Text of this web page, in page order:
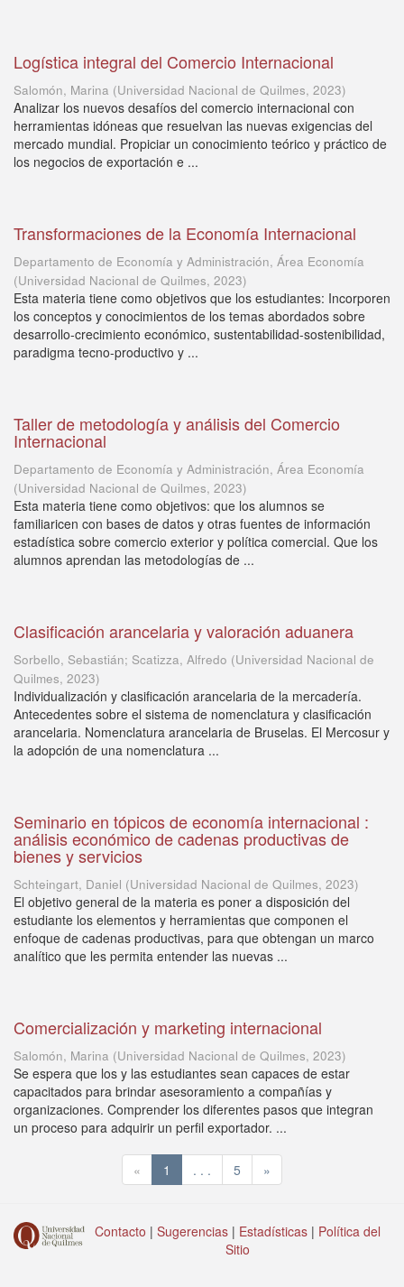
Logística integral del Comercio Internacional
Salomón, Marina (Universidad Nacional de Quilmes, 2023)
Analizar los nuevos desafíos del comercio internacional con
herramientas idóneas que resuelvan las nuevas exigencias del
mercado mundial. Propiciar un conocimiento teórico y práctico de
los negocios de exportación e ...
Transformaciones de la Economía Internacional
Departamento de Economía y Administración, Área Economía
(Universidad Nacional de Quilmes, 2023)
Esta materia tiene como objetivos que los estudiantes: Incorporen
los conceptos y conocimientos de los temas abordados sobre
desarrollo-crecimiento económico, sustentabilidad-sostenibilidad,
paradigma tecno-productivo y ...
Taller de metodología y análisis del Comercio
Internacional
Departamento de Economía y Administración, Área Economía
(Universidad Nacional de Quilmes, 2023)
Esta materia tiene como objetivos: que los alumnos se
familiaricen con bases de datos y otras fuentes de información
estadística sobre comercio exterior y política comercial. Que los
alumnos aprendan las metodologías de ...
Clasificación arancelaria y valoración aduanera
Sorbello, Sebastián; Scatizza, Alfredo (Universidad Nacional de
Quilmes, 2023)
Individualización y clasificación arancelaria de la mercadería.
Antecedentes sobre el sistema de nomenclatura y clasificación
arancelaria. Nomenclatura arancelaria de Bruselas. El Mercosur y
la adopción de una nomenclatura ...
Seminario en tópicos de economía internacional :
análisis económico de cadenas productivas de
bienes y servicios
Schteingart, Daniel (Universidad Nacional de Quilmes, 2023)
El objetivo general de la materia es poner a disposición del
estudiante los elementos y herramientas que componen el
enfoque de cadenas productivas, para que obtengan un marco
analítico que les permita entender las nuevas ...
Comercialización y marketing internacional
Salomón, Marina (Universidad Nacional de Quilmes, 2023)
Se espera que los y las estudiantes sean capaces de estar
capacitados para brindar asesoramiento a compañías y
organizaciones. Comprender los diferentes pasos que integran
un proceso para adquirir un perfil exportador. ...
« 1 . . . 5 »
Contacto | Sugerencias | Estadísticas | Política del
Sitio